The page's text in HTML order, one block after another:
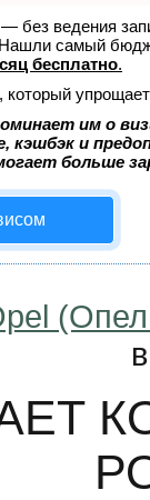
без ведения
Нашли самый
бесплатно.
им о
кэшбэк и
больше